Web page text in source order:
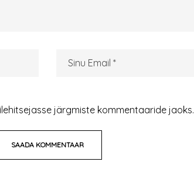
järgmiste kommentaaride jaoks.